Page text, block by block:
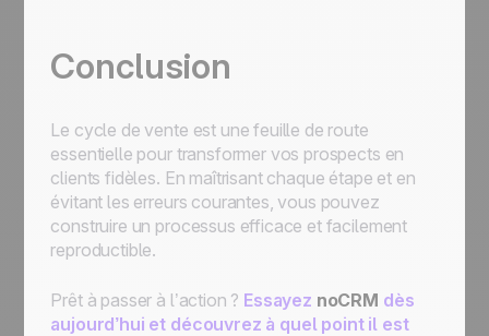
Conclusion
Le cycle de vente est une feuille de route
essentielle pour transformer vos prospects en
clients fidèles. En maîtrisant chaque étape et en
évitant les erreurs courantes, vous pouvez
construire un processus efficace et facilement
reproductible.
Prêt à passer à l’action ? Essayez noCRM dès
aujourd’hui et découvrez à quel point il est